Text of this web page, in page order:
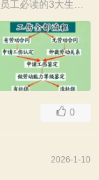
0
2026-1-10